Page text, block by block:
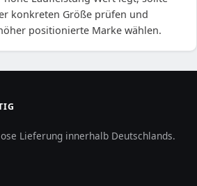
konkreten Größe prüfen und
positionierte Marke wählen.
Lieferung innerhalb Deutschlands.